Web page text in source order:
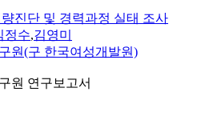
진단 및 경력과정 실태 조사
정수,김영미
원(구 한국여성개발원)
원 연구보고서